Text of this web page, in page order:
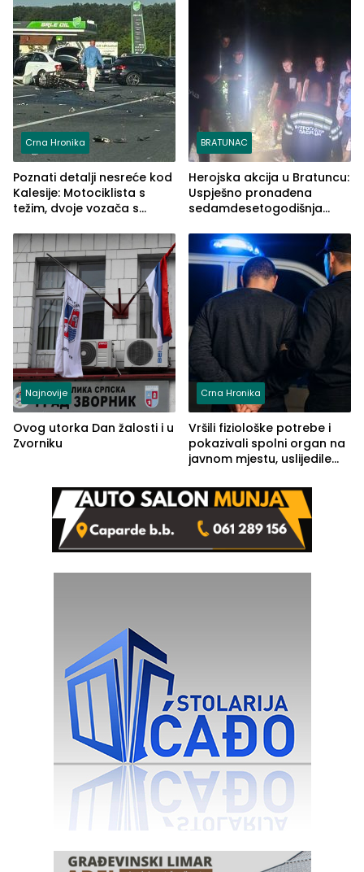
Crna Hronika
Poznati detalji nesreće kod
Kalesije: Motociklista s
težim, dvoje vozača s
BRATUNAC
Herojska akcija u Bratuncu:
Uspješno pronađena
sedamdesetogodišnja
Kravice.
Najnovije
Ovog utorka Dan žalosti i u
Zvorniku
Crna Hronika
Vršili fiziološke potrebe i
pokazivali spolni organ na
javnom mjestu, uslijedile